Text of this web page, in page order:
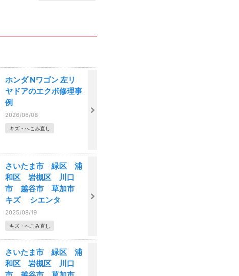
ホンダ Nワゴン 左リ
ヤドアのエクボ修理事
例
2026/06/08
キズ・へこみ直し
さいたま市 緑区 浦
和区 岩槻区 川口
市 越谷市 草加市
キズ シエンタ
2025/08/19
キズ・へこみ直し
さいたま市 緑区 浦
和区 岩槻区 川口